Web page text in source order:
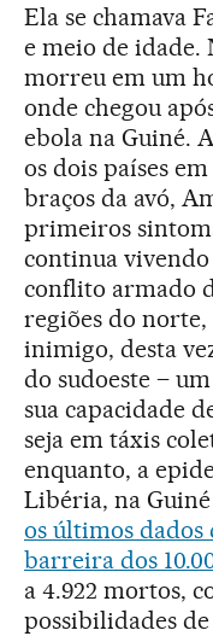
Ela se chamava
e meio de idade.
morreu em um
onde chegou
ebola na Guiné.
os dois países
braços da avó,
primeiros
continua vivendo
conflito armado
regiões do
inimigo, desta
do sudoeste –
sua capacidade
seja em táxis
enquanto, a
Libéria, na
os últimos dados
barreira dos
a 4.922 mortos,
possibilidades